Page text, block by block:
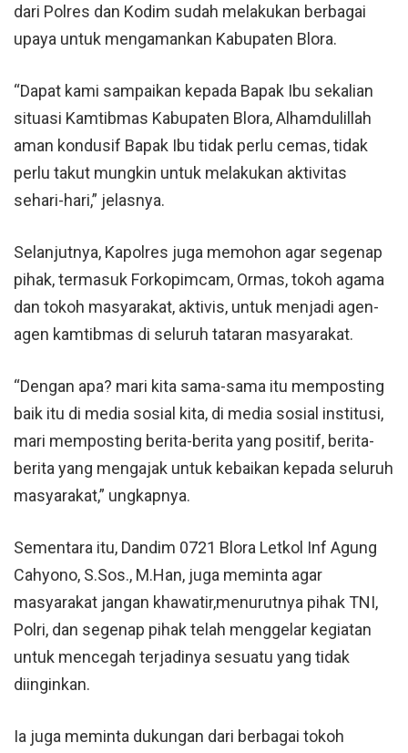
dari Polres dan Kodim sudah melakukan berbagai
upaya untuk mengamankan Kabupaten Blora.
“Dapat kami sampaikan kepada Bapak Ibu sekalian
situasi Kamtibmas Kabupaten Blora, Alhamdulillah
aman kondusif Bapak Ibu tidak perlu cemas, tidak
perlu takut mungkin untuk melakukan aktivitas
sehari-hari,” jelasnya.
Selanjutnya, Kapolres juga memohon agar segenap
pihak, termasuk Forkopimcam, Ormas, tokoh agama
dan tokoh masyarakat, aktivis, untuk menjadi agen-
agen kamtibmas di seluruh tataran masyarakat.
“Dengan apa? mari kita sama-sama itu memposting
baik itu di media sosial kita, di media sosial institusi,
mari memposting berita-berita yang positif, berita-
berita yang mengajak untuk kebaikan kepada seluruh
masyarakat,” ungkapnya.
Sementara itu, Dandim 0721 Blora Letkol Inf Agung
Cahyono, S.Sos., M.Han, juga meminta agar
masyarakat jangan khawatir,menurutnya pihak TNI,
Polri, dan segenap pihak telah menggelar kegiatan
untuk mencegah terjadinya sesuatu yang tidak
diinginkan.
Ia juga meminta dukungan dari berbagai tokoh